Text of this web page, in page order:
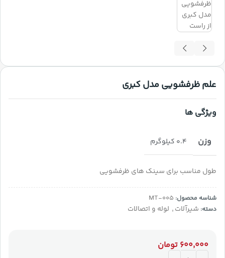
علم ظرفشویی مدل کبری
ویژگی ها
وزن 0.4 کیلوگرم
طول مناسب برای سینک های ظرفشویی
شناسه محصول: MT-005
دسته: شیرآلات, لوله و اتصالات
۶۰۰,۰۰۰ تومان